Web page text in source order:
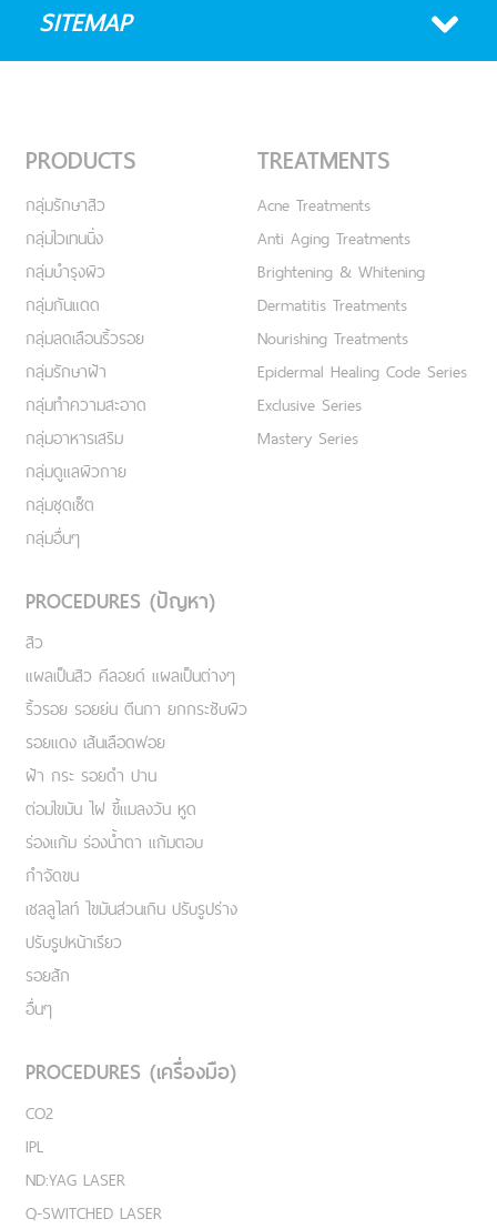
SITEMAP
PRODUCTS
กลุ่มรักษาสิว
กลุ่มไวเทนนิ่ง
กลุ่มบำรุงผิว
กลุ่มกันแดด
กลุ่มลดเลือนริ้วรอย
กลุ่มรักษาฝ้า
กลุ่มทำความสะอาด
กลุ่มอาหารเสริม
กลุ่มดูแลผิวกาย
กลุ่มชุดเซ็ต
กลุ่มอื่นๆ
TREATMENTS
Acne Treatments
Anti Aging Treatments
Brightening & Whitening
Dermatitis Treatments
Nourishing Treatments
Epidermal Healing Code Series
Exclusive Series
Mastery Series
PROCEDURES (ปัญหา)
สิว
แผลเป็นสิว คีลอยด์ แผลเป็นต่างๆ
ริ้วรอย รอยย่น ตีนกา ยกกระชับผิว
รอยแดง เส้นเลือดฟอย
ฝ้า กระ รอยดำ ปาน
ต่อมไขมัน ไฝ ขี้แมลงวัน หูด
ร่องแก้ม ร่องน้ำตา แก้มตอบ
กำจัดขน
เชลลูไลท์ ไขมันส่วนเกิน ปรับรูปร่าง
ปรับรูปหน้าเรียว
รอยสัก
อื่นๆ
PROCEDURES (เครื่องมือ)
CO2
IPL
ND:YAG LASER
Q-SWITCHED LASER